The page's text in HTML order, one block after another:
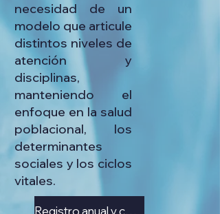
necesidad de un
modelo que articule
distintos niveles de
atención y
disciplinas,
manteniendo el
enfoque en la salud
poblacional, los
determinantes
sociales y los ciclos
vitales.
Registro anual y congreso